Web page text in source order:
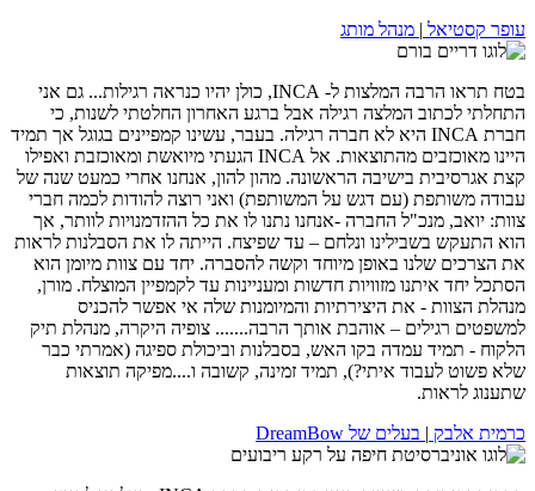
עופר קסטיאל | מנהל מותג
בטח תראו הרבה המלצות ל- INCA, כולן יהיו כנראה רגילות... גם אני
התחלתי לכתוב המלצה רגילה אבל ברגע האחרון החלטתי לשנות, כי
חברת INCA היא לא חברה רגילה. בעבר, עשינו קמפיינים בגוגל אך תמיד
היינו מאוכזבים מהתוצאות. אל INCA הגעתי מיואשת ומאוכזבת ואפילו
קצת אגרסיבית בישיבה הראשונה. מהון להון, אנחנו אחרי כמעט שנה של
עבודה משותפת (עם דגש על המשותפת) ואני רוצה להודות לכמה חברי
צוות: יואב, מנכ"ל החברה -אנחנו נתנו לו את כל ההזדמנויות לוותר, אך
הוא התעקש בשבילינו ונלחם – עד שפיצח. הייתה לו את הסבלנות לראות
את הצרכים שלנו באופן מיוחד וקשה להסברה. יחד עם צוות מיומן הוא
הסתכל יחד איתנו מזוויות חדשות ומעניינות עד לקמפיין המוצלח. מורן,
מנהלת הצוות - את היצירתיות והמיומנות שלה אי אפשר להכניס
למשפטים רגילים – אוהבת אותך הרבה....... צופיה היקרה, מנהלת תיק
הלקוח - תמיד עמדה בקו האש, בסבלנות וביכולת ספיגה (אמרתי כבר
שלא פשוט לעבוד איתי?), תמיד זמינה, קשובה ו....מפיקה תוצאות
שתענוג לראות.
כרמית אלבק | בעלים של DreamBow